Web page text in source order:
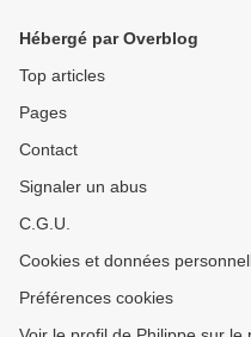
Hébergé par Overblog
Top articles
Pages
Contact
Signaler un abus
C.G.U.
Cookies et données
Préférences cookies